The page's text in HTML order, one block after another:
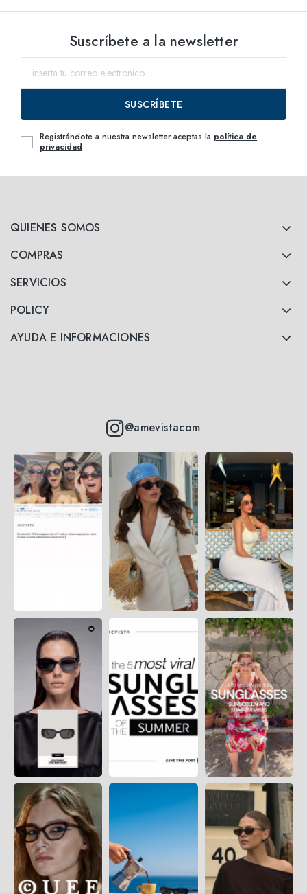
QUIENES SOMOS
COMPRAS
SERVICIOS
POLICY
AYUDA E INFORMACIONES
@amevistacom
Suscríbete a la newsletter
SUSCRÍBETE
Registrándote a nuestra newsletter aceptas la política de
privacidad